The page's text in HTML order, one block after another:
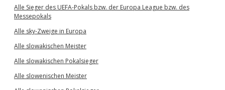
Alle Sieger des UEFA-Pokals bzw. der Europa League bzw. des
Messepokals
Alle sky-Zweige in Europa
Alle slowakischen Meister
Alle slowakischen Pokalsieger
Alle slowenischen Meister